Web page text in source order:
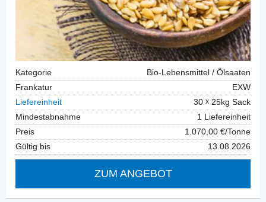
Kategorie
Bio-Lebensmittel / Ölsaaten
Frankatur
EXW
Liefereinheit
30
25kg Sack
Mindestabnahme
1 Liefereinheit
Preis
1.070,00 €/Tonne
Gültig bis
13.08.2026
ZUM ANGEBOT